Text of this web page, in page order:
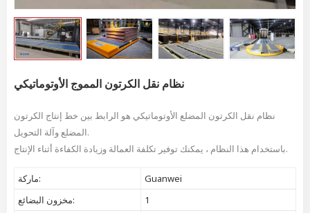
نظام نقل الكرتون المموج الأوتوماتيكي
نظام نقل الكرتون المضلع الأوتوماتيكي هو الرابط بين خط إنتاج الكرتون
المضلع وآلة التحويل.
باستخدام هذا النظام ، يمكنك توفير تكلفة العمالة وزيادة الكفاءة أثناء الإنتاج.
ماركة:
Guanwei
مخزون البضائع:
1